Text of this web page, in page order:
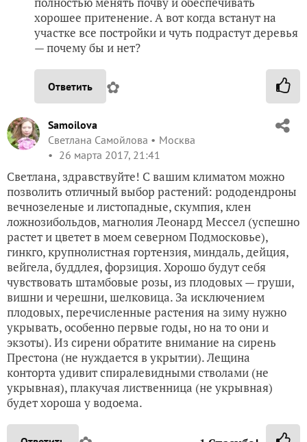
хорошее притенение. А вот когда встанут на
участке все постройки и чуть подрастут деревья
— почему бы и нет?
Ответить ✿
Samoilova
Светлана Самойлова
Москва
26 марта 2017, 21:41
Светлана, здравствуйте! С вашим климатом можно
позволить отличный выбор растений: рододендроны
вечнозеленые и листопадные, скумпия, клен
ложнозибольдов, магнолия Леонард Мессел (успешно
растет и цветет в моем северном Подмосковье),
гинкго, крупнолистная гортензия, миндаль, дейция,
вейгела, буддлея, форзиция. Хорошо будут себя
чувствовать штамбовые розы, из плодовых — груши,
вишни и черешни, шелковица. За исключением
плодовых, перечисленные растения на зиму нужно
укрывать, особенно первые годы, но на то они и
экзоты). Из сирени обратите внимание на сирень
Престона (не нуждается в укрытии). Лещина
конторта удивит спиралевидными стволами (не
укрывная), плакучая лиственница (не укрывная)
будет хороша у водоема.